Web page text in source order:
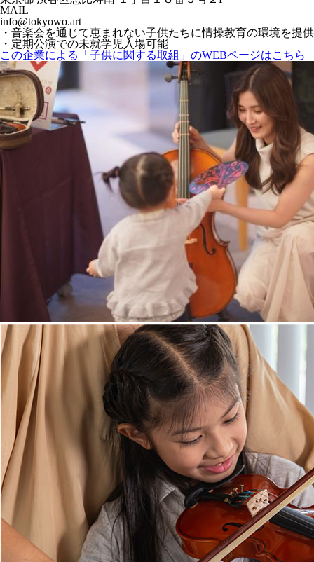
MAIL
info@tokyowo.art
・音楽会を通じて恵まれない子供たちに情操教育の環境を提供
・定期公演での未就学児入場可能
この企業による「子供に関する取組」のWEBページはこちら